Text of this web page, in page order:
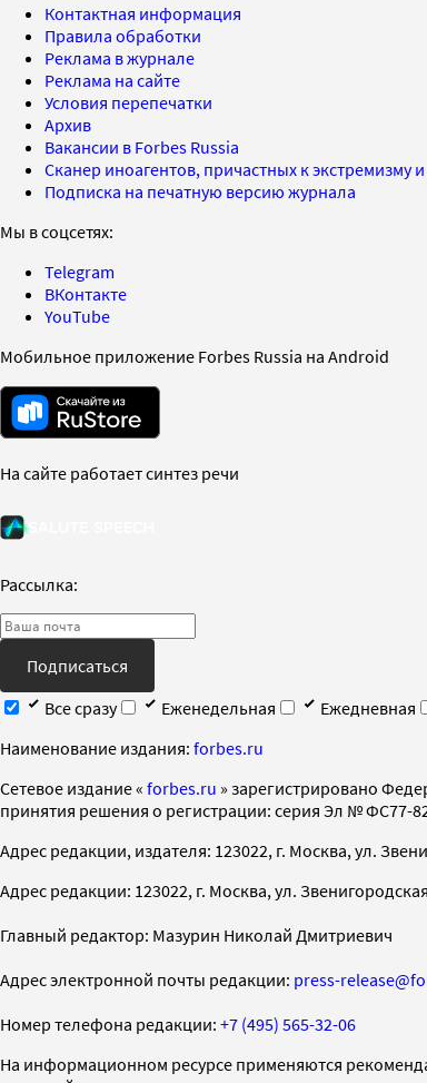
Контактная информация
Правила обработки
Реклама в журнале
Реклама на сайте
Условия перепечатки
Архив
Вакансии в Forbes Russia
Сканер иноагентов, причастных к
Подписка на печатную версию журнала
Мы в соцсетях:
Telegram
ВКонтакте
YouTube
Мобильное приложение Forbes Russia на Android
На сайте работает синтез речи
Рассылка:
Подписаться
Все сразу
Еженедельная Ежедневная
Наименование издания: forbes.ru
Cетевое издание « forbes.ru » зарегистрировано
принятия решения о регистрации: серия Эл № ФС77-
Адрес редакции, издателя: 123022, г. Москва, ул.
Адрес редакции: 123022, г. Москва, ул.
Главный редактор: Мазурин Николай Дмитриевич
Адрес электронной почты редакции: press-
Номер телефона редакции: +7 (495) 565-32-06
На информационном ресурсе применяются